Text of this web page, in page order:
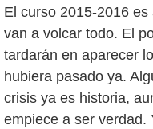
El curso 2015-2016
van a volcar todo. El
tardarán en aparecer
hubiera pasado ya.
crisis ya es historia,
empiece a ser verdad.